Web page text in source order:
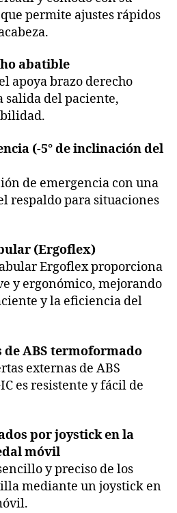
permite ajustes rápidos
abatible
apoya brazo derecho
salida del paciente,
(-5° de inclinación del
de emergencia con una
respaldo para situaciones
(Ergoflex)
Ergoflex proporciona
y ergonómico, mejorando
y la eficiencia del
ABS termoformado
externas de ABS
es resistente y fácil de
por joystick en la
móvil
y preciso de los
mediante un joystick en